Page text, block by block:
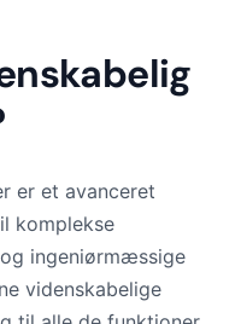
er et avanceret
komplekse
ingeniørmæssige
videnskabelige